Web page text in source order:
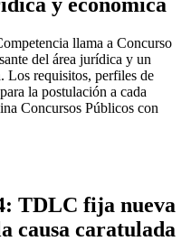
y económica
llama a Concurso
del área jurídica y un
Los requisitos, perfiles de
la postulación a cada
Concursos Públicos con
TDLC fija nueva
causa caratulada